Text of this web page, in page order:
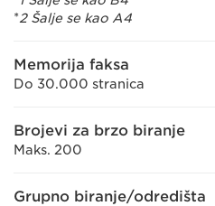
*2 Šalje se kao A4
Memorija faksa
Do 30.000 stranica
Brojevi za brzo biranje
Maks. 200
Grupno biranje/odredišta